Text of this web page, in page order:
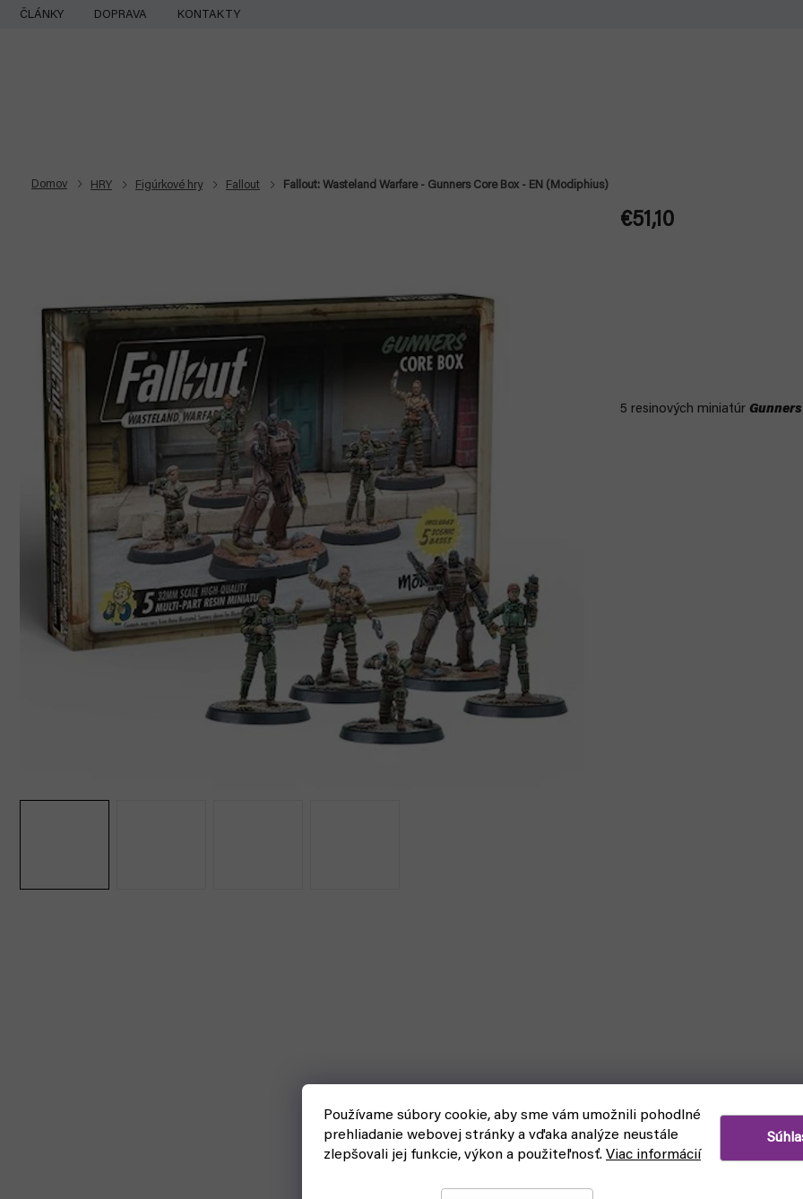
Používame súbory cookie, aby sme vám umožnili pohodlné
prehliadanie webovej stránky a vďaka analýze neustále
zlepšovali jej funkcie, výkon a použiteľnosť. Viac informácií
Prejsť
ČLÁNKY DOPRAVA KONTAKTY
Domov HRY Figúrkové hry Fallout Fallout: Wasteland Warfare - Gunners Core Box - EN (Modiphius)
€51,10
5 resinových miniatúr